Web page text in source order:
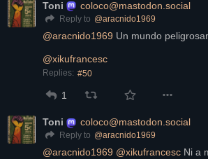
Toni coloco@mastodon.social
Reply to @aracnido1969
@aracnido1969 Un mundo
@xikufrancesc
Replies: #50
1
Toni coloco@mastodon.social
Reply to @aracnido1969
@aracnido1969 @xikufrancesc Ni a